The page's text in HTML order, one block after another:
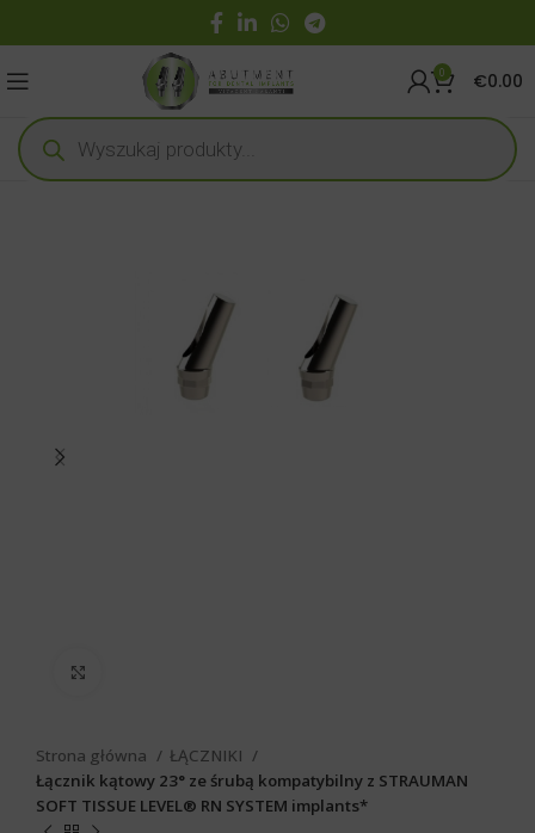
0 €0.00
Strona główna
ŁĄCZNIKI
Łącznik kątowy 23° ze śrubą kompatybilny z STRAUMAN
SOFT TISSUE LEVEL® RN SYSTEM implants*